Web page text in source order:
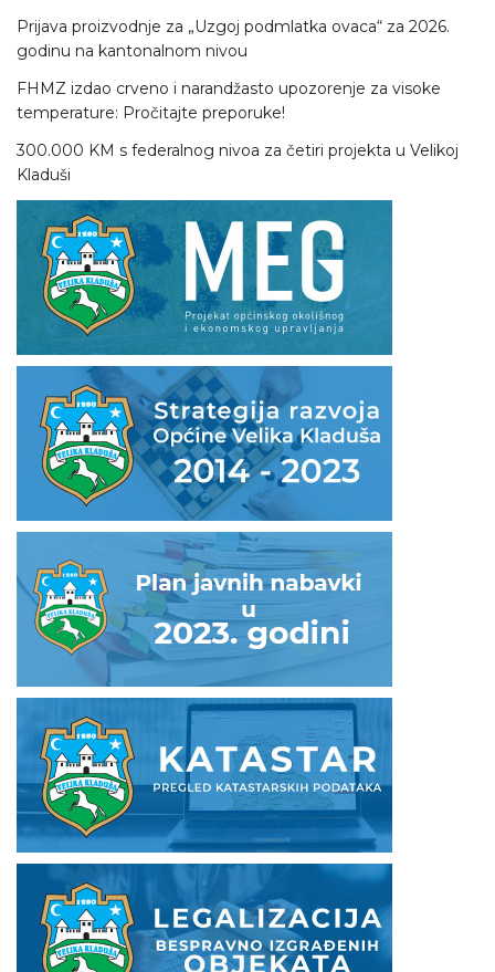
Prijava proizvodnje za „Uzgoj podmlatka ovaca“ za 2026.
godinu na kantonalnom nivou
FHMZ izdao crveno i narandžasto upozorenje za visoke
temperature: Pročitajte preporuke!
300.000 KM s federalnog nivoa za četiri projekta u Velikoj
Kladuši